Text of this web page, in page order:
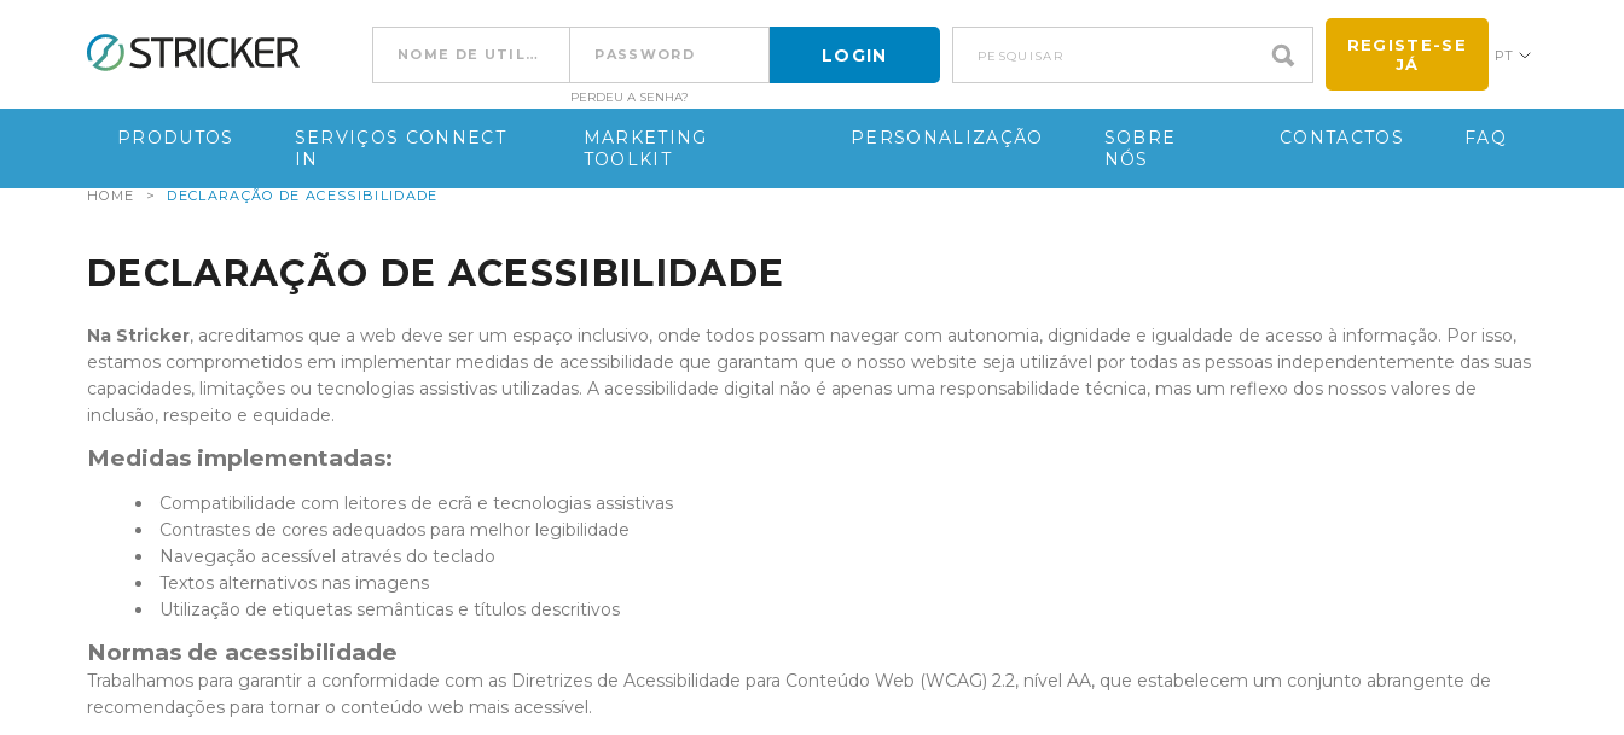
Ir para conteúdo
PERDEU A SENHA?
pesquisar
REGISTE-SE
JÁ
PT
PRODUTOS
SERVIÇOS CONNECT
IN
MARKETING
TOOLKIT
PERSONALIZAÇÃO
SOBRE
NÓS
CONTACTOS FAQ
HOME > DECLARAÇÃO DE ACESSIBILIDADE
DECLARAÇÃO DE ACESSIBILIDADE
Na Stricker, acreditamos que a web deve ser um espaço inclusivo, onde todos possam navegar com autonomia, dignidade e igualdade de acesso à informação. Por isso,
estamos comprometidos em implementar medidas de acessibilidade que garantam que o nosso website seja utilizável por todas as pessoas independentemente das suas
capacidades, limitações ou tecnologias assistivas utilizadas. A acessibilidade digital não é apenas uma responsabilidade técnica, mas um reflexo dos nossos valores de
inclusão, respeito e equidade.
Medidas implementadas:
Compatibilidade com leitores de ecrã e tecnologias assistivas
Contrastes de cores adequados para melhor legibilidade
Navegação acessível através do teclado
Textos alternativos nas imagens
Utilização de etiquetas semânticas e títulos descritivos
Normas de acessibilidade
Trabalhamos para garantir a conformidade com as Diretrizes de Acessibilidade para Conteúdo Web (WCAG) 2.2, nível AA, que estabelecem um conjunto abrangente de
recomendações para tornar o conteúdo web mais acessível.